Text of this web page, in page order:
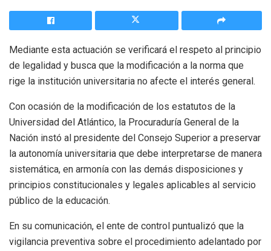
Mediante esta actuación se verificará el respeto al principio
de legalidad y busca que la modificación a la norma que
rige la institución universitaria no afecte el interés general.
Con ocasión de la modificación de los estatutos de la
Universidad del Atlántico, la Procuraduría General de la
Nación instó al presidente del Consejo Superior a preservar
la autonomía universitaria que debe interpretarse de manera
sistemática, en armonía con las demás disposiciones y
principios constitucionales y legales aplicables al servicio
público de la educación.
En su comunicación, el ente de control puntualizó que la
vigilancia preventiva sobre el procedimiento adelantado por